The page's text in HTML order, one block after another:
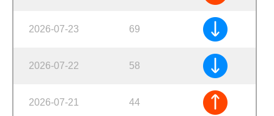
2026-07-23 69
2026-07-22 58
2026-07-21 44